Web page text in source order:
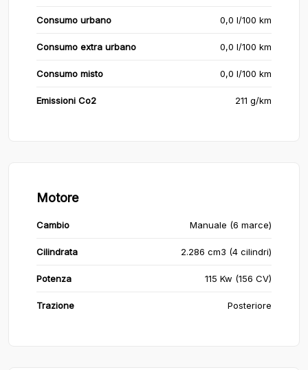
Consumo urbano 0,0 l/100 km
Consumo extra urbano 0,0 l/100 km
Consumo misto 0,0 l/100 km
Emissioni Co2 211 g/km
Motore
Cambio Manuale (6 marce)
Cilindrata 2.286 cm3 (4 cilindri)
Potenza 115 Kw (156 CV)
Trazione Posteriore